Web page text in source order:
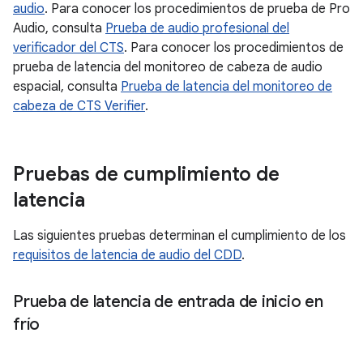
audio. Para conocer los procedimientos de prueba de Pro
Audio, consulta Prueba de audio profesional del
verificador del CTS. Para conocer los procedimientos de
prueba de latencia del monitoreo de cabeza de audio
espacial, consulta Prueba de latencia del monitoreo de
cabeza de CTS Verifier.
Pruebas de cumplimiento de
latencia
Las siguientes pruebas determinan el cumplimiento de los
requisitos de latencia de audio del CDD.
Prueba de latencia de entrada de inicio en
frío